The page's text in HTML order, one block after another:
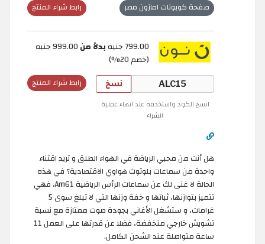
رابط شراء المنتج صفحة كوبونات امازون مصر
799.00 جنيه بدلاً من
999.00 جنيه
(خصم 20%)
رابط شراء المنتج نسخ
انسخ الكود واستخدمه عند انهاء عملية
الشراء
هل أنت من محبي الرياضة في الهواء الطلق و تريد اقتناء
واحدة من سماعات بلوتوث هواوي الاقتصادية؟ في هذه
الحالة لا غنى لك عن سماعات الرأس الرياضية Am61، فهي
تتميز بتوازنها، ثباتها و خفة وزنها التي لا تبلغ سوى 5
غرامات، و ستشغل الأغاني بجودة صوت ممتازة مع نسبة
تشويش خارجي منخفضة، فضلا عن قدرتها على العمل 11
ساعة متواصلة عند الشحن الكامل.